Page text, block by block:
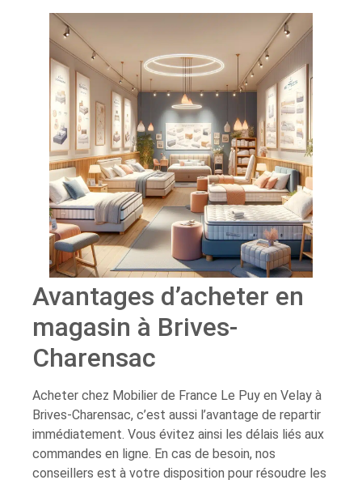
Avantages d’acheter en
magasin à Brives-
Charensac
Acheter chez Mobilier de France Le Puy en Velay à
Brives-Charensac, c’est aussi l’avantage de repartir
immédiatement. Vous évitez ainsi les délais liés aux
commandes en ligne. En cas de besoin, nos
conseillers est à votre disposition pour résoudre les